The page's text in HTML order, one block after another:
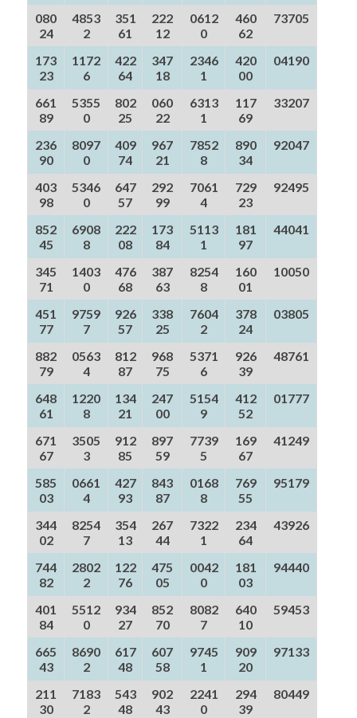
080
24
4853
2
351
61
222
12
0612
0
460
62
73705
173
23
1172
6
422
64
347
18
2346
1
420
00
04190
661
89
5355
0
802
25
060
22
6313
1
117
69
33207
236
90
8097
0
409
74
967
21
7852
8
890
34
92047
403
98
5346
0
647
57
292
99
7061
4
729
23
92495
852
45
6908
8
222
08
173
84
5113
1
181
97
44041
345
71
1403
0
476
68
387
63
8254
8
160
01
10050
451
77
9759
7
926
57
338
25
7604
2
378
24
03805
882
79
0563
4
812
87
968
75
5371
6
926
39
48761
648
61
1220
8
134
21
247
00
5154
9
412
52
01777
671
67
3505
3
912
85
897
59
7739
5
169
67
41249
585
03
0661
4
427
93
843
87
0168
8
769
55
95179
344
02
8254
7
354
13
267
44
7322
1
234
64
43926
744
82
2802
2
122
76
475
05
0042
0
181
03
94440
401
84
5512
0
934
27
852
70
8082
7
640
10
59453
665
43
8690
2
617
48
607
58
9745
1
909
20
97133
211
30
7183
2
543
48
902
43
2241
0
294
39
80449